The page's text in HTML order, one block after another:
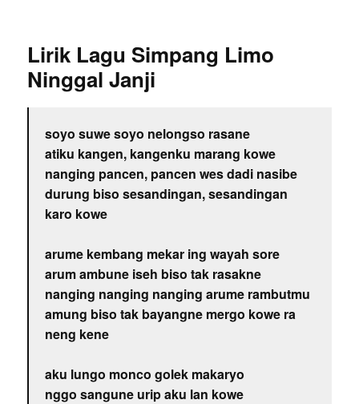
Lirik Lagu Simpang Limo
Ninggal Janji
soyo suwe soyo nelongso rasane
atiku kangen, kangenku marang kowe
nanging pancen, pancen wes dadi nasibe
durung biso sesandingan, sesandingan
karo kowe
arume kembang mekar ing wayah sore
arum ambune iseh biso tak rasakne
nanging nanging nanging arume rambutmu
amung biso tak bayangne mergo kowe ra
neng kene
aku lungo monco golek makaryo
nggo sangune urip aku lan kowe